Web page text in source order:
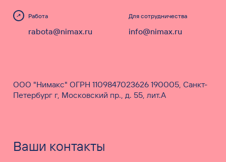
Работа
rabota@nimax.ru
Для сотрудничества
info@nimax.ru
ООО "Нимакс" ОГРН 1109847023626 190005, Санкт-
Петербург г, Московский пр., д. 55, лит.А
Ваши контакты